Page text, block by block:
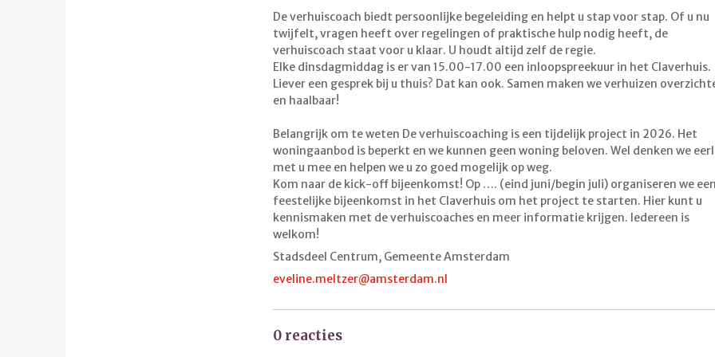
De verhuiscoach biedt persoonlijke begeleiding en helpt u stap voor stap. Of u nu
twijfelt, vragen heeft over regelingen of praktische hulp nodig heeft, de
verhuiscoach staat voor u klaar. U houdt altijd zelf de regie.
Elke dinsdagmiddag is er van 15.00-17.00 een inloopspreekuur in het Claverhuis.
Liever een gesprek bij u thuis? Dat kan ook. Samen maken we verhuizen
en haalbaar!
Belangrijk om te weten De verhuiscoaching is een tijdelijk project in 2026. Het
woningaanbod is beperkt en we kunnen geen woning beloven. Wel denken we
met u mee en helpen we u zo goed mogelijk op weg.
Kom naar de kick-off bijeenkomst! Op …. (eind juni/begin juli) organiseren we een
feestelijke bijeenkomst in het Claverhuis om het project te starten. Hier kunt u
kennismaken met de verhuiscoaches en meer informatie krijgen. Iedereen is
welkom!
Stadsdeel Centrum, Gemeente Amsterdam
eveline.meltzer@amsterdam.nl
0 reacties